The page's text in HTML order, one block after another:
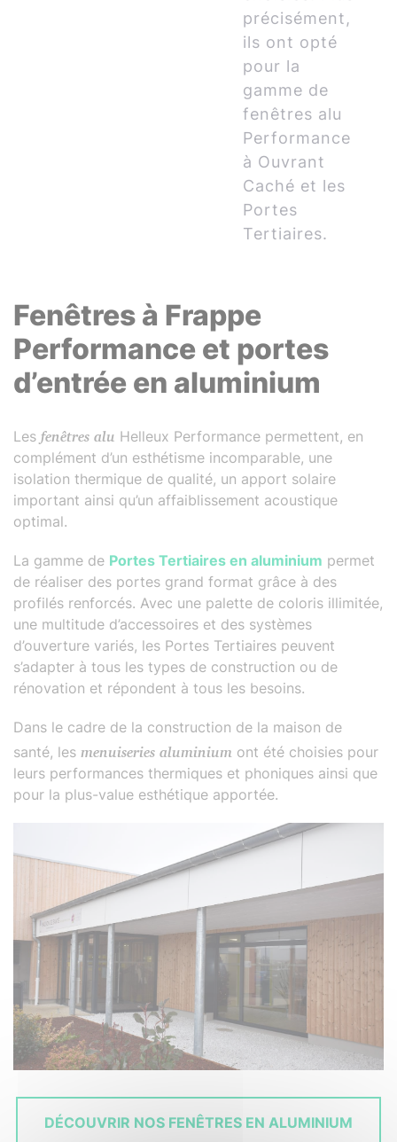
précisément,
ils ont opté
pour la
gamme de
fenêtres alu
Performance
à Ouvrant
Caché et les
Portes
Tertiaires.
Fenêtres à Frappe
Performance et portes
d’entrée en aluminium
Les fenêtres alu Helleux Performance permettent, en
complément d’un esthétisme incomparable, une
isolation thermique de qualité, un apport solaire
important ainsi qu’un affaiblissement acoustique
optimal.
La gamme de Portes Tertiaires en aluminium permet
de réaliser des portes grand format grâce à des
profilés renforcés. Avec une palette de coloris illimitée,
une multitude d’accessoires et des systèmes
d’ouverture variés, les Portes Tertiaires peuvent
s’adapter à tous les types de construction ou de
rénovation et répondent à tous les besoins.
Dans le cadre de la construction de la maison de
santé, les menuiseries aluminium
ont été choisies pour
leurs performances thermiques et phoniques ainsi que
pour la plus-value esthétique apportée.
DÉCOUVRIR NOS FENÊTRES EN ALUMINIUM